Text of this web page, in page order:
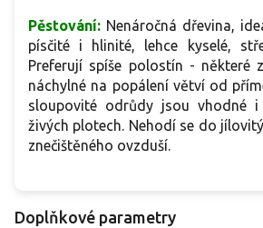
Pěstování: Nenáročná dřevina,
písčité i hlinité, lehce kyselé,
Preferují spíše polostín - některé
náchylné na popálení větví od
sloupovité odrůdy jsou vhodné
živých plotech. Nehodí se do
znečištěného ovzduší.
Doplňkové parametry